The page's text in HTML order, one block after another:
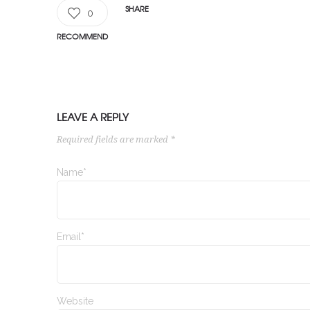
0
RECOMMEND
SHARE
LEAVE A REPLY
Required fields are marked *
Name*
Email*
Website